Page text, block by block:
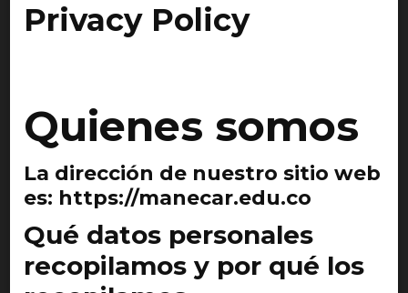
Privacy Policy
Quienes somos
La dirección de nuestro sitio web
es: https://manecar.edu.co
Qué datos personales
recopilamos y por qué los